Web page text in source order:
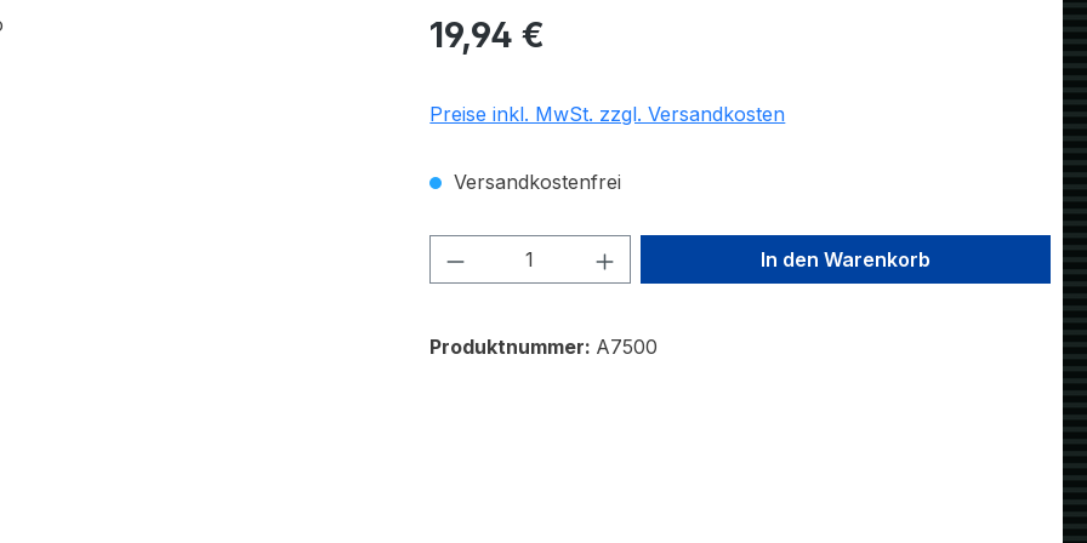
Regulärer Preis:
19,94 €
Preise inkl. MwSt. zzgl. Versandkosten
Versandkostenfrei
Produkt Anzahl: Gib den gewünschten Wert
In den Warenkorb
Produktnummer: A7500